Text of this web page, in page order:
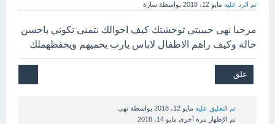
تم الرد عليه مايو 12، 2018 بواسطة سارة
مرحبا نهى حبيبتي توحشتك كيف احوالك نتمنى تكوني باحسن
حالة وكيف راهم الاطفال لاباس يارب يحميهم ويحفظهملك
تم التعليق عليه مايو 12، 2018 بواسطة نهى
تم الإظهار مرة أخرى مايو 14، 2018